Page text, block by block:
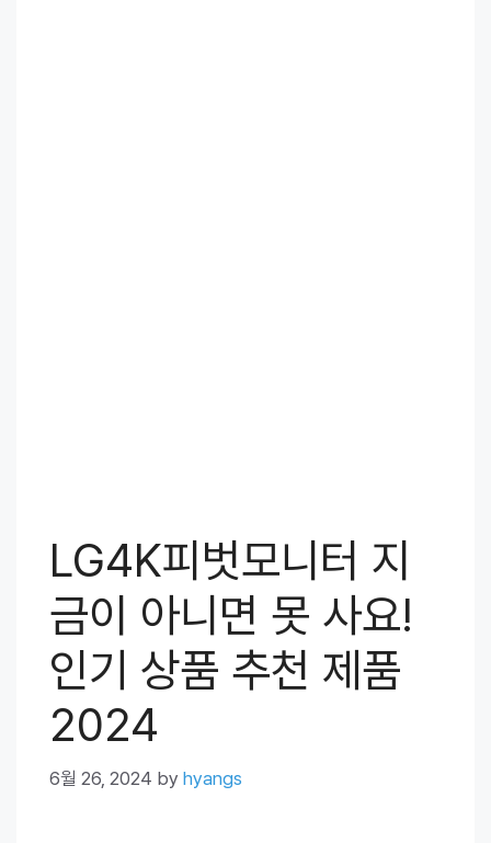
LG4K피벗모니터 지
금이 아니면 못 사요!
인기 상품 추천 제품
2024
6월 26, 2024 by hyangs